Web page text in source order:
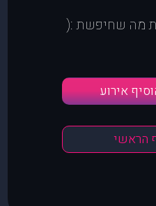
מה שחיפשת :(
אירוע
הראשי